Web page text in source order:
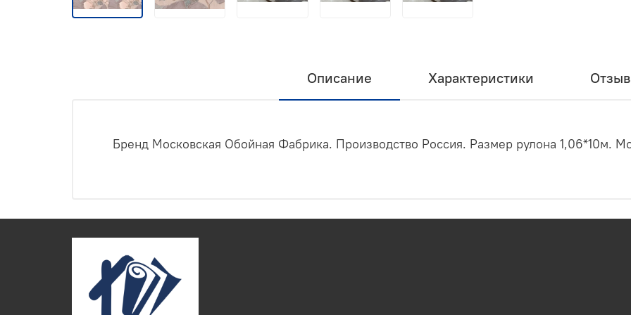
Описание Характеристики
Бренд Московская Обойная Фабрика. Производство Россия. Размер рулона 1,06*10м.